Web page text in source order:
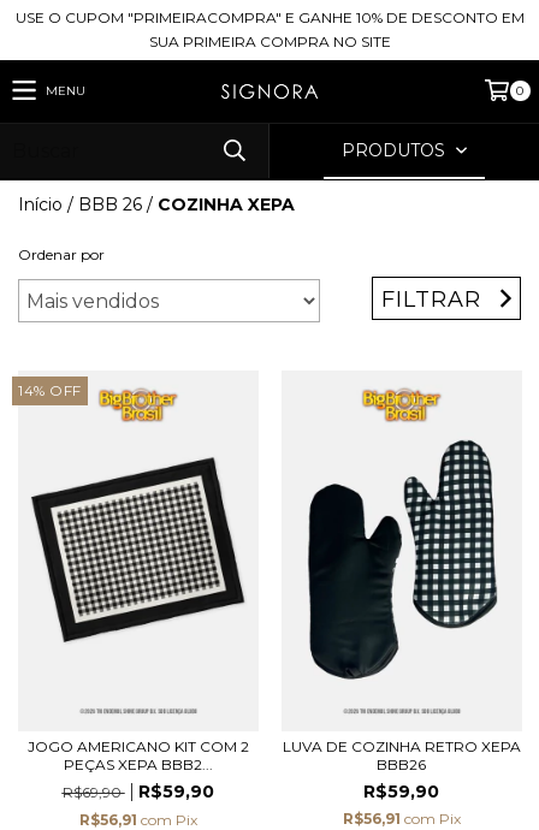
USE O CUPOM "PRIMEIRACOMPRA" E GANHE 10% DE DESCONTO EM
SUA PRIMEIRA COMPRA NO SITE
MENU 0
PRODUTOS
Início / BBB 26 / COZINHA XEPA
Ordenar por
FILTRAR
14% OFF
JOGO AMERICANO KIT COM 2
PEÇAS XEPA BBB2...
R$69,90
R$59,90
R$56,91 com Pix
LUVA DE COZINHA RETRO XEPA
BBB26
R$59,90
R$56,91 com Pix